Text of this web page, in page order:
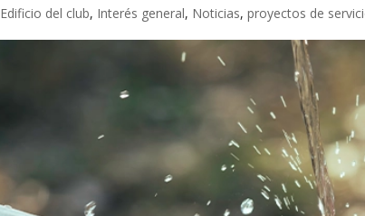
Edificio del club, Interés general, Noticias, proyectos de